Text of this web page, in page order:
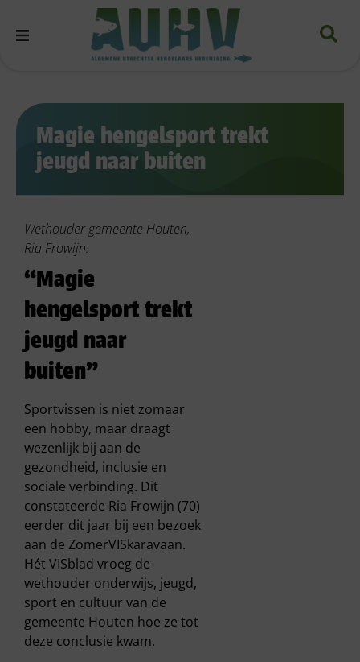
Magie hengelsport trekt
jeugd naar buiten
Wethouder gemeente Houten,
Ria Frowijn:
“Magie
hengelsport trekt
jeugd naar
buiten”
Sportvissen is niet zomaar
een hobby, maar draagt
wezenlijk bij aan de
gezondheid, inclusie en
sociale verbinding. Dit
constateerde Ria Frowijn (70)
eerder dit jaar bij een bezoek
aan de ZomerVISkaravaan.
Hét VISblad vroeg de
wethouder onderwijs, jeugd,
sport en cultuur van de
gemeente Houten hoe ze tot
deze conclusie kwam.